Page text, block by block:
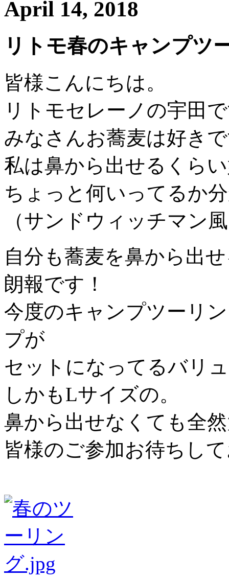
April 14, 2018
リトモ春のキャンプツ
皆様こんにちは。
リトモセレーノの宇田
みなさんお蕎麦は好き
私は鼻から出せるくら
ちょっと何いってるか
（サンドウィッチマン
自分も蕎麦を鼻から出
朗報です！
今度のキャンプツーリ
プが
セットになってるバリ
しかもLサイズの。
鼻から出せなくても全
皆様のご参加お待ちし